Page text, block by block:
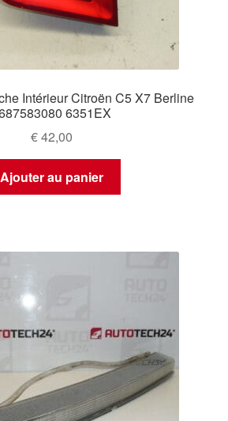
Intérieur Citroën C5 X7 Berline
6351EX
€42,00
Ajouter au panier